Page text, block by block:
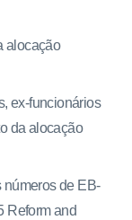
alocação
ex-funcionários
da alocação
números de EB-
Reform and